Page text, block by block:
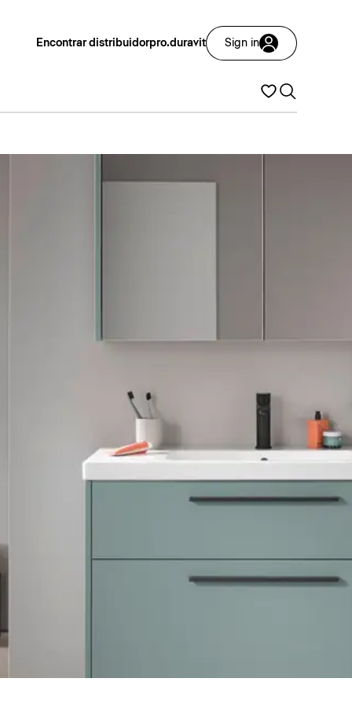
Encontrar distribuidorpro.duravit Sign in